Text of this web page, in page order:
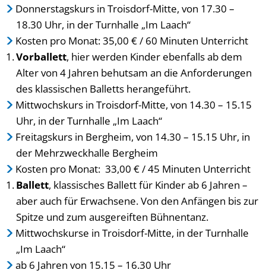
Donnerstagskurs in Troisdorf-Mitte, von 17.30 –
18.30 Uhr, in der Turnhalle „Im Laach“
Kosten pro Monat: 35,00 € / 60 Minuten Unterricht
Vorballett, hier werden Kinder ebenfalls ab dem
Alter von 4 Jahren behutsam an die Anforderungen
des klassischen Balletts herangeführt.
Mittwochskurs in Troisdorf-Mitte, von 14.30 – 15.15
Uhr, in der Turnhalle „Im Laach“
Freitagskurs in Bergheim, von 14.30 – 15.15 Uhr, in
der Mehrzweckhalle Bergheim
Kosten pro Monat: 33,00 € / 45 Minuten Unterricht
Ballett, klassisches Ballett für Kinder ab 6 Jahren –
aber auch für Erwachsene. Von den Anfängen bis zur
Spitze und zum ausgereiften Bühnentanz.
Mittwochskurse in Troisdorf-Mitte, in der Turnhalle
„Im Laach“
ab 6 Jahren von 15.15 – 16.30 Uhr